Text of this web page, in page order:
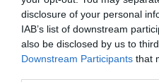
disclosure of your personal
IAB’s list of downstream
also be disclosed by us to
Downstream Participants that
Destacados